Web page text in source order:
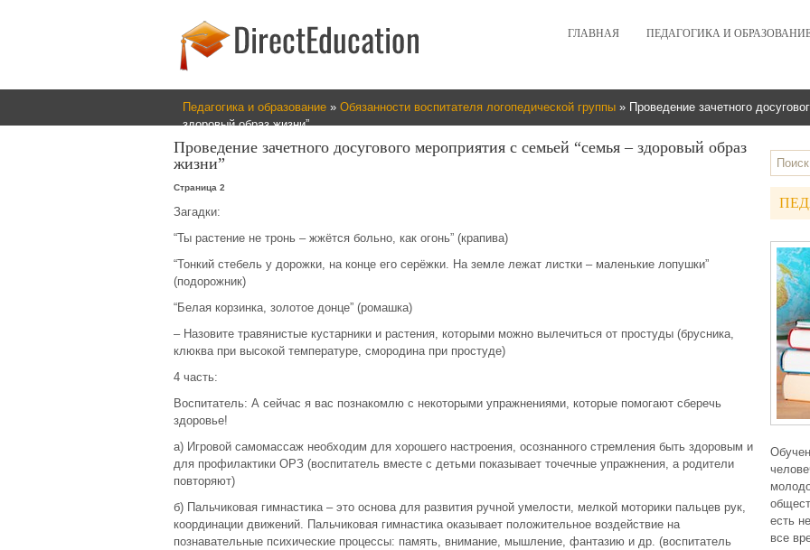
ГЛАВНАЯ ПЕДАГОГИКА И
Педагогика и образование » Обязанности воспитателя логопедической группы » Проведение зачетного
здоровый образ жизни”
Проведение зачетного досугового мероприятия с семьей “семья – здоровый образ
жизни”
Страница 2
Загадки:
“Ты растение не тронь – жжётся больно, как огонь” (крапива)
“Тонкий стебель у дорожки, на конце его серёжки. На земле лежат листки – маленькие лопушки”
(подорожник)
“Белая корзинка, золотое донце” (ромашка)
– Назовите травянистые кустарники и растения, которыми можно вылечиться от простуды (брусника,
клюква при высокой температуре, смородина при простуде)
4 часть:
Воспитатель: А сейчас я вас познакомлю с некоторыми упражнениями, которые помогают сберечь
здоровье!
а) Игровой самомассаж необходим для хорошего настроения, осознанного стремления быть здоровым и
для профилактики ОРЗ (воспитатель вместе с детьми показывает точечные упражнения, а родители
повторяют)
б) Пальчиковая гимнастика – это основа для развития ручной умелости, мелкой моторики пальцев рук,
координации движений. Пальчиковая гимнастика оказывает положительное воздействие на
познавательные психические процессы: память, внимание, мышление, фантазию и др. (воспитатель
есть
все